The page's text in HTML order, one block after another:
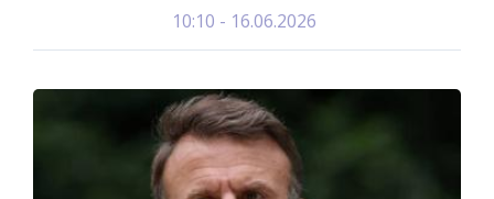
16.06.2026 - 10:10